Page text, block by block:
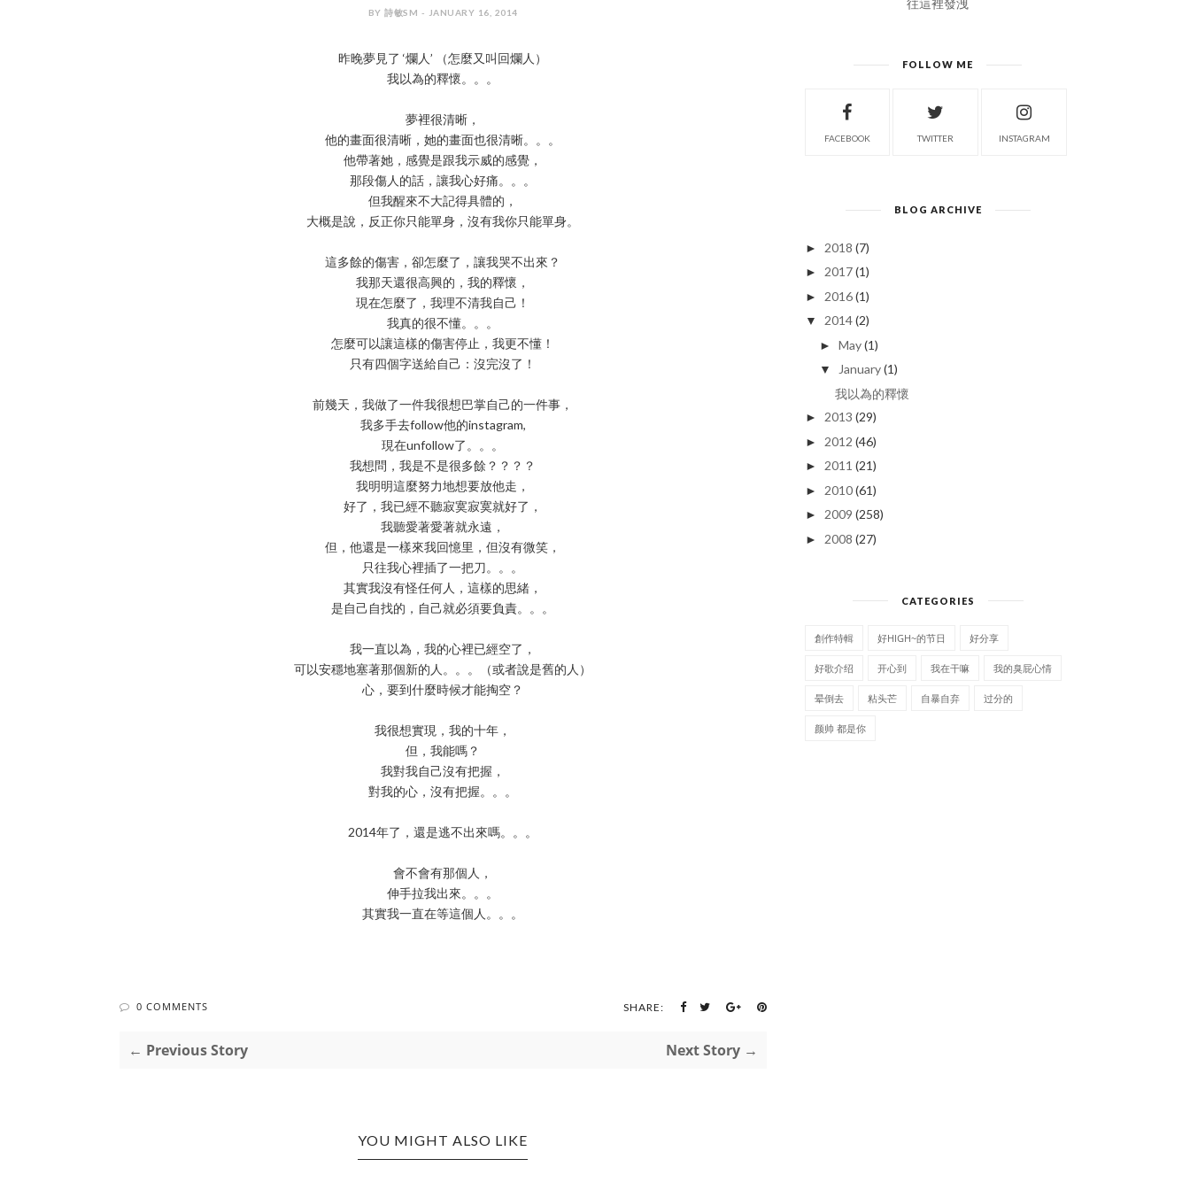
BY 詩敏SM - JANUARY 16, 2014
昨晚夢見了 ‘爛人’ （怎麼又叫回爛人）
我以為的釋懷。。。
夢裡很清晰，
他的畫面很清晰，她的畫面也很清晰。。。
他帶著她，感覺是跟我示威的感覺，
那段傷人的話，讓我心好痛。。。
但我醒來不大記得具體的，
大概是說，反正你只能單身，沒有我你只能單身。
這多餘的傷害，卻怎麼了，讓我哭不出來？
我那天還很高興的，我的釋懷，
現在怎麼了，我理不清我自己！
我真的很不懂。。。
怎麼可以讓這樣的傷害停止，我更不懂！
只有四個字送給自己：沒完沒了！
前幾天，我做了一件我很想巴掌自己的一件事，
我多手去follow他的instagram,
現在unfollow了。。。
我想問，我是不是很多餘？？？？
我明明這麼努力地想要放他走，
好了，我已經不聽寂寞寂寞就好了，
我聽愛著愛著就永遠，
但，他還是一樣來我回憶里，但沒有微笑，
只往我心裡插了一把刀。。。
其實我沒有怪任何人，這樣的思緒，
是自己自找的，自己就必須要負責。。。
我一直以為，我的心裡已經空了，
可以安穩地塞著那個新的人。。。（或者說是舊的人）
心，要到什麼時候才能掏空？
我很想實現，我的十年，
但，我能嗎？
我對我自己沒有把握，
對我的心，沒有把握。。。
2014年了，還是逃不出來嗎。。。
會不會有那個人，
伸手拉我出來。。。
其實我一直在等這個人。。。
0 COMMENTS SHARE:
← Previous Story Next Story →
YOU MIGHT ALSO LIKE
往這裡發洩
FOLLOW ME
FACEBOOK TWITTER INSTAGRAM
BLOG ARCHIVE
► 2018 (7)
► 2017 (1)
► 2016 (1)
▼ 2014 (2)
►May(1)
▼ January(1)
我以為的釋懷
► 2013 (29)
► 2012 (46)
► 2011 (21)
► 2010 (61)
► 2009 (258)
► 2008 (27)
CATEGORIES
創作特輯 好HIGH~的节日 好分享
好歌介绍 开心到 我在干嘛 我的臭屁心情
晕倒去 粘头芒 自暴自弃 过分的
颜帅 都是你